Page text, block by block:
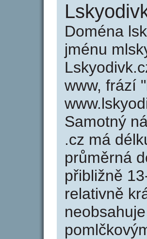
Doména
jménu
www, frází
Samotný
.cz má
průměrná
přibližně
relativně